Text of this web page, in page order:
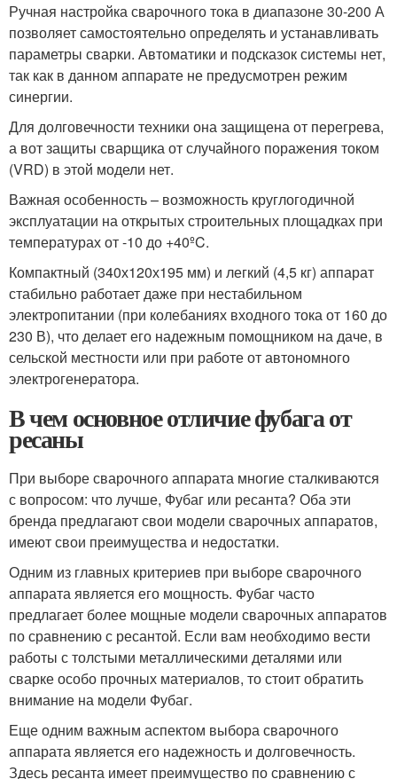
Ручная настройка сварочного тока в диапазоне 30-200 А
позволяет самостоятельно определять и устанавливать
параметры сварки. Автоматики и подсказок системы нет,
так как в данном аппарате не предусмотрен режим
синергии.
Для долговечности техники она защищена от перегрева,
а вот защиты сварщика от случайного поражения током
(VRD) в этой модели нет.
Важная особенность – возможность круглогодичной
эксплуатации на открытых строительных площадках при
температурах от -10 до +40ºC.
Компактный (340х120х195 мм) и легкий (4,5 кг) аппарат
стабильно работает даже при нестабильном
электропитании (при колебаниях входного тока от 160 до
230 В), что делает его надежным помощником на даче, в
сельской местности или при работе от автономного
электрогенератора.
В чем основное отличие фубага от
ресаны
При выборе сварочного аппарата многие сталкиваются
с вопросом: что лучше, Фубаг или ресанта? Оба эти
бренда предлагают свои модели сварочных аппаратов,
имеют свои преимущества и недостатки.
Одним из главных критериев при выборе сварочного
аппарата является его мощность. Фубаг часто
предлагает более мощные модели сварочных аппаратов
по сравнению с ресантой. Если вам необходимо вести
работы с толстыми металлическими деталями или
сварке особо прочных материалов, то стоит обратить
внимание на модели Фубаг.
Еще одним важным аспектом выбора сварочного
аппарата является его надежность и долговечность.
Здесь ресанта имеет преимущество по сравнению с